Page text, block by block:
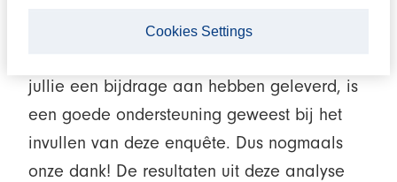
gehouden. De resultaten van ons
jullie een bijdrage aan hebben geleverd, is
een goede ondersteuning geweest bij het
invullen van deze enquête. Dus nogmaals
onze dank! De resultaten uit deze analyse
Cookies Settings